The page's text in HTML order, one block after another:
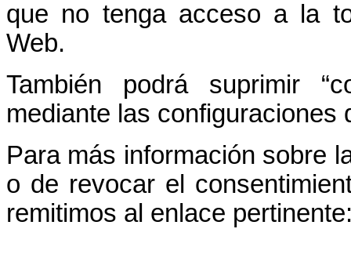
que no tenga acceso a la
Web.
También podrá suprimir
mediante las configuraciones
Para más información sobre
o de revocar el
remitimos al enlace